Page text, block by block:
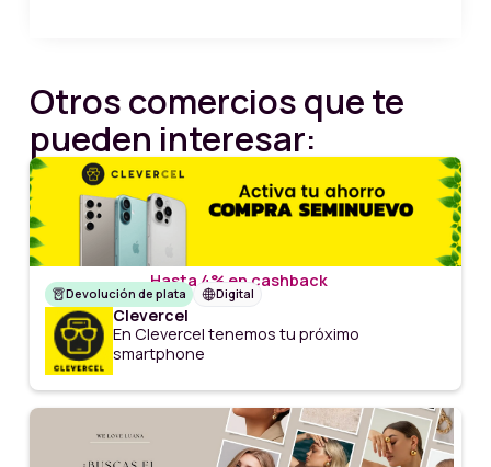
Otros comercios que te
pueden interesar:
Hasta 4% en cashback
Devolución de plata Digital
Clevercel
En Clevercel tenemos tu próximo
smartphone